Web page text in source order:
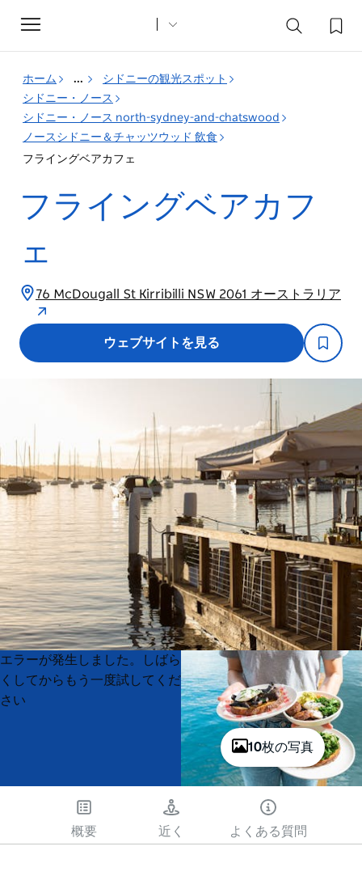
Toggle
navigation
ホーム ...
シドニーの観光スポット
シドニー・ノース
シドニー・ノース north-sydney-and-chatswood
ノースシドニー＆チャッツウッド 飲食
フライングベアカフェ
フライングベアカフ
ェ
76 McDougall St Kirribilli NSW 2061 オーストラリア
ウェブサイトを見る
10枚の写真
Product
List
Product
List
エラーが発生しました。しばら
くしてからもう一度試してくだ
さい
概要 近く よくある質問